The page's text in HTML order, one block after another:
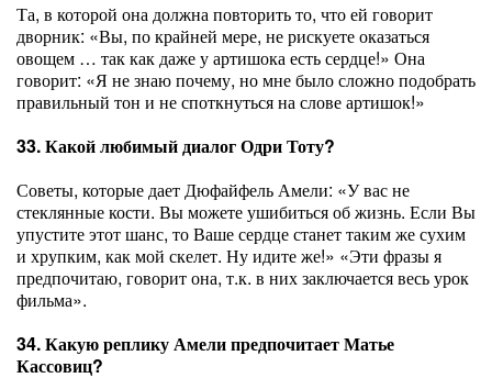
Та, в которой она должна повторить то, что ей говорит
дворник: «Вы, по крайней мере, не рискуете оказаться
овощем … так как даже у артишока есть сердце!» Она
говорит: «Я не знаю почему, но мне было сложно подобрать
правильный тон и не споткнуться на слове артишок!»
33. Какой любимый диалог Одри Тоту?
Советы, которые дает Дюфайфель Амели: «У вас не
стеклянные кости. Вы можете ушибиться об жизнь. Если Вы
упустите этот шанс, то Ваше сердце станет таким же сухим
и хрупким, как мой скелет. Ну идите же!» «Эти фразы я
предпочитаю, говорит она, т.к. в них заключается весь урок
фильма».
34. Какую реплику Амели предпочитает Матье
Кассовиц?